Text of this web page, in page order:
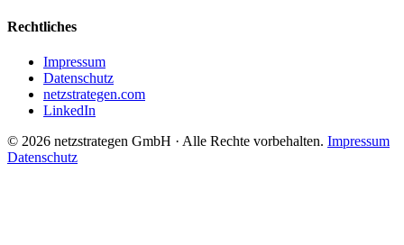
Rechtliches
Impressum
Datenschutz
netzstrategen.com
LinkedIn
© 2026 netzstrategen GmbH · Alle Rechte vorbehalten. Impressum
Datenschutz